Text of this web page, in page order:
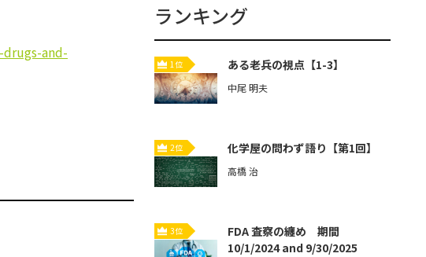
and-
ランキング
1位 ある老兵の視点【1-3】
中尾 明夫
2位 化学屋の問わず語り【第1回】
高橋 治
3位
FDA 査察の纏め 期間
10/1/2024 and 9/30/2025